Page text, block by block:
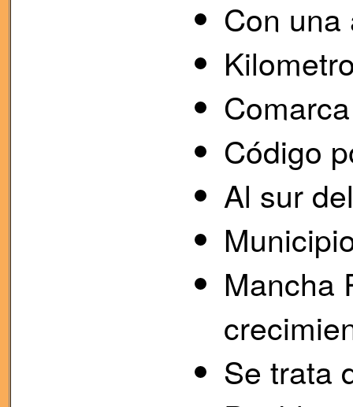
Con
Código
Al sur
Mancha
Se trata